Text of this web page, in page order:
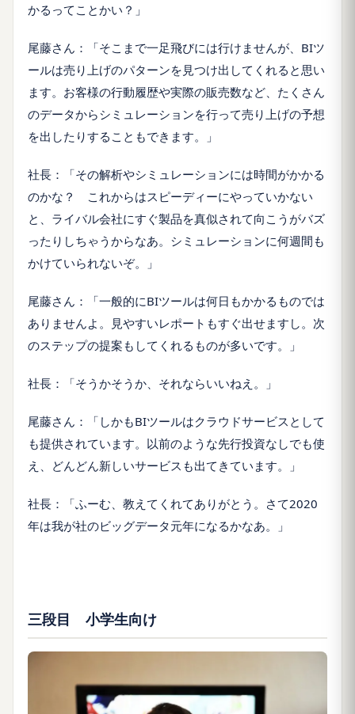
かるってことかい？」
尾藤さん：「そこまで一足飛びには行けませんが、BIツ
ールは売り上げのパターンを見つけ出してくれると思い
ます。お客様の行動履歴や実際の販売数など、たくさん
のデータからシミュレーションを行って売り上げの予想
を出したりすることもできます。」
社長：「その解析やシミュレーションには時間がかかる
のかな？ これからはスピーディーにやっていかない
と、ライバル会社にすぐ製品を真似されて向こうがバズ
ったりしちゃうからなあ。シミュレーションに何週間も
かけていられないぞ。」
尾藤さん：「一般的にBIツールは何日もかかるものでは
ありませんよ。見やすいレポートもすぐ出せますし。次
のステップの提案もしてくれるものが多いです。」
社長：「そうかそうか、それならいいねえ。」
尾藤さん：「しかもBIツールはクラウドサービスとして
も提供されています。以前のような先行投資なしでも使
え、どんどん新しいサービスも出てきています。」
社長：「ふーむ、教えてくれてありがとう。さて2020
年は我が社のビッグデータ元年になるかなあ。」
三段目 小学生向け